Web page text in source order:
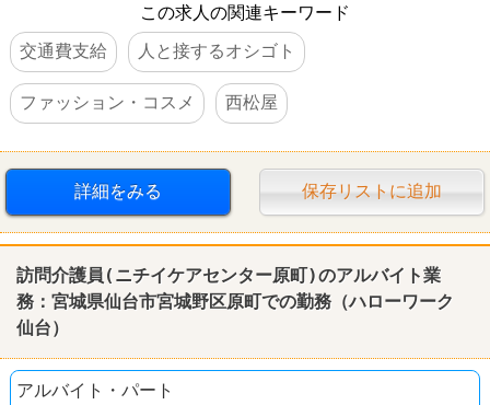
この求人の関連キーワード
交通費支給
人と接するオシゴト
ファッション・コスメ 西松屋
詳細をみる 保存リストに追加
訪問介護員(ニチイケアセンター原町)のアルバイト業
務：宮城県仙台市宮城野区原町での勤務（ハローワーク
仙台）
アルバイト・パート